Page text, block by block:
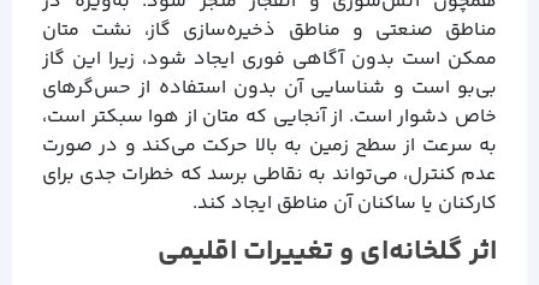
مناطق صنعتی و مناطق ذخیره‌سازی گاز، نشت متان
ممکن است بدون آگاهی فوری ایجاد شود، زیرا این گاز
بی‌بو است و شناسایی آن بدون استفاده از حس‌گرهای
خاص دشوار است. از آنجایی که متان از هوا سبکتر است،
به سرعت از سطح زمین به بالا حرکت می‌کند و در صورت
عدم کنترل، می‌تواند به نقاطی برسد که خطرات جدی برای
کارکنان یا ساکنان آن مناطق ایجاد کند.
اثر گلخانه‌ای و تغییرات اقلیمی